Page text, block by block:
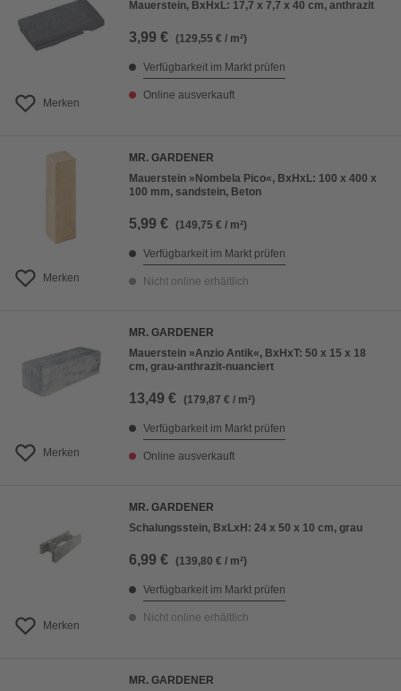
Merken
Mauerstein, BxHxL: 17,7 x 7,7 x 40 cm, anthrazit
3,99 € (129,55 € / m²)
Verfügbarkeit im Markt prüfen
Online ausverkauft
Merken
MR. GARDENER
Mauerstein »Nombela Pico«, BxHxL: 100 x 400 x
100 mm, sandstein, Beton
5,99 € (149,75 € / m²)
Verfügbarkeit im Markt prüfen
Nicht online erhältlich
Merken
MR. GARDENER
Mauerstein »Anzio Antik«, BxHxT: 50 x 15 x 18
cm, grau-anthrazit-nuanciert
13,49 € (179,87 € / m²)
Verfügbarkeit im Markt prüfen
Online ausverkauft
Merken
MR. GARDENER
Schalungsstein, BxLxH: 24 x 50 x 10 cm, grau
6,99 € (139,80 € / m²)
Verfügbarkeit im Markt prüfen
Nicht online erhältlich
MR. GARDENER